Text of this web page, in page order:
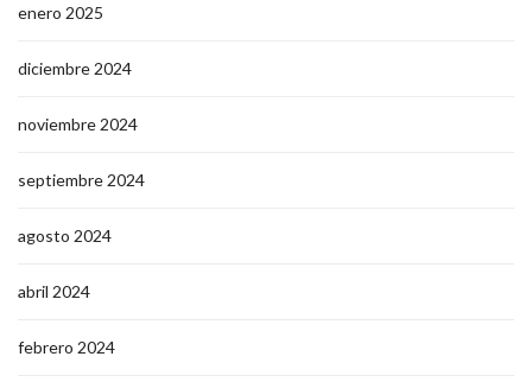
enero 2025
diciembre 2024
noviembre 2024
septiembre 2024
agosto 2024
abril 2024
febrero 2024